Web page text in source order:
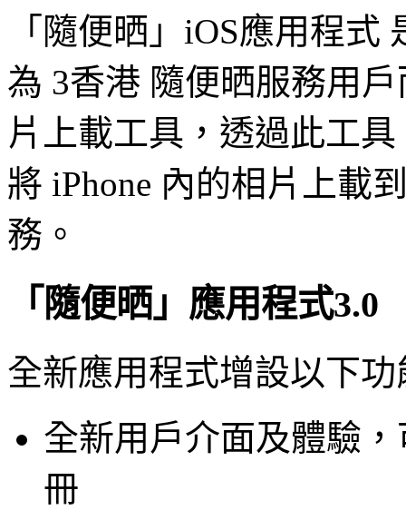
「隨便晒」iOS應用程式
為 3香港 隨便晒服務用
片上載工具，透過此工
將 iPhone 內的相片上載
務。
「隨便晒」應用程式3.0
全新應用程式增設以下功
全新用戶介面及體驗
冊